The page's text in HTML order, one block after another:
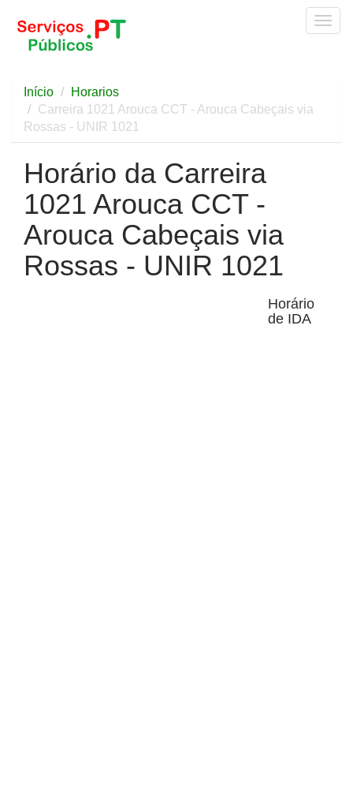
Início
Horarios
Carreira 1021 Arouca CCT - Arouca Cabeçais via
Rossas - UNIR 1021
Horário da Carreira
1021 Arouca CCT -
Arouca Cabeçais via
Rossas - UNIR 1021
Horário
de IDA